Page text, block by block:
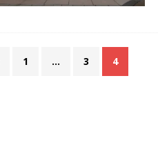
1 … 3 4